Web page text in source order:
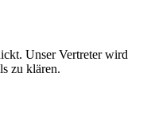
Unser Vertreter wird
zu klären.